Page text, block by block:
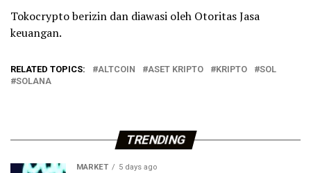
Tokocrypto berizin dan diawasi oleh Otoritas Jasa
keuangan.
RELATED TOPICS: ALTCOIN ASET KRIPTO KRIPTO
SOL
SOLANA
TRENDING
MARKET 5 days ago